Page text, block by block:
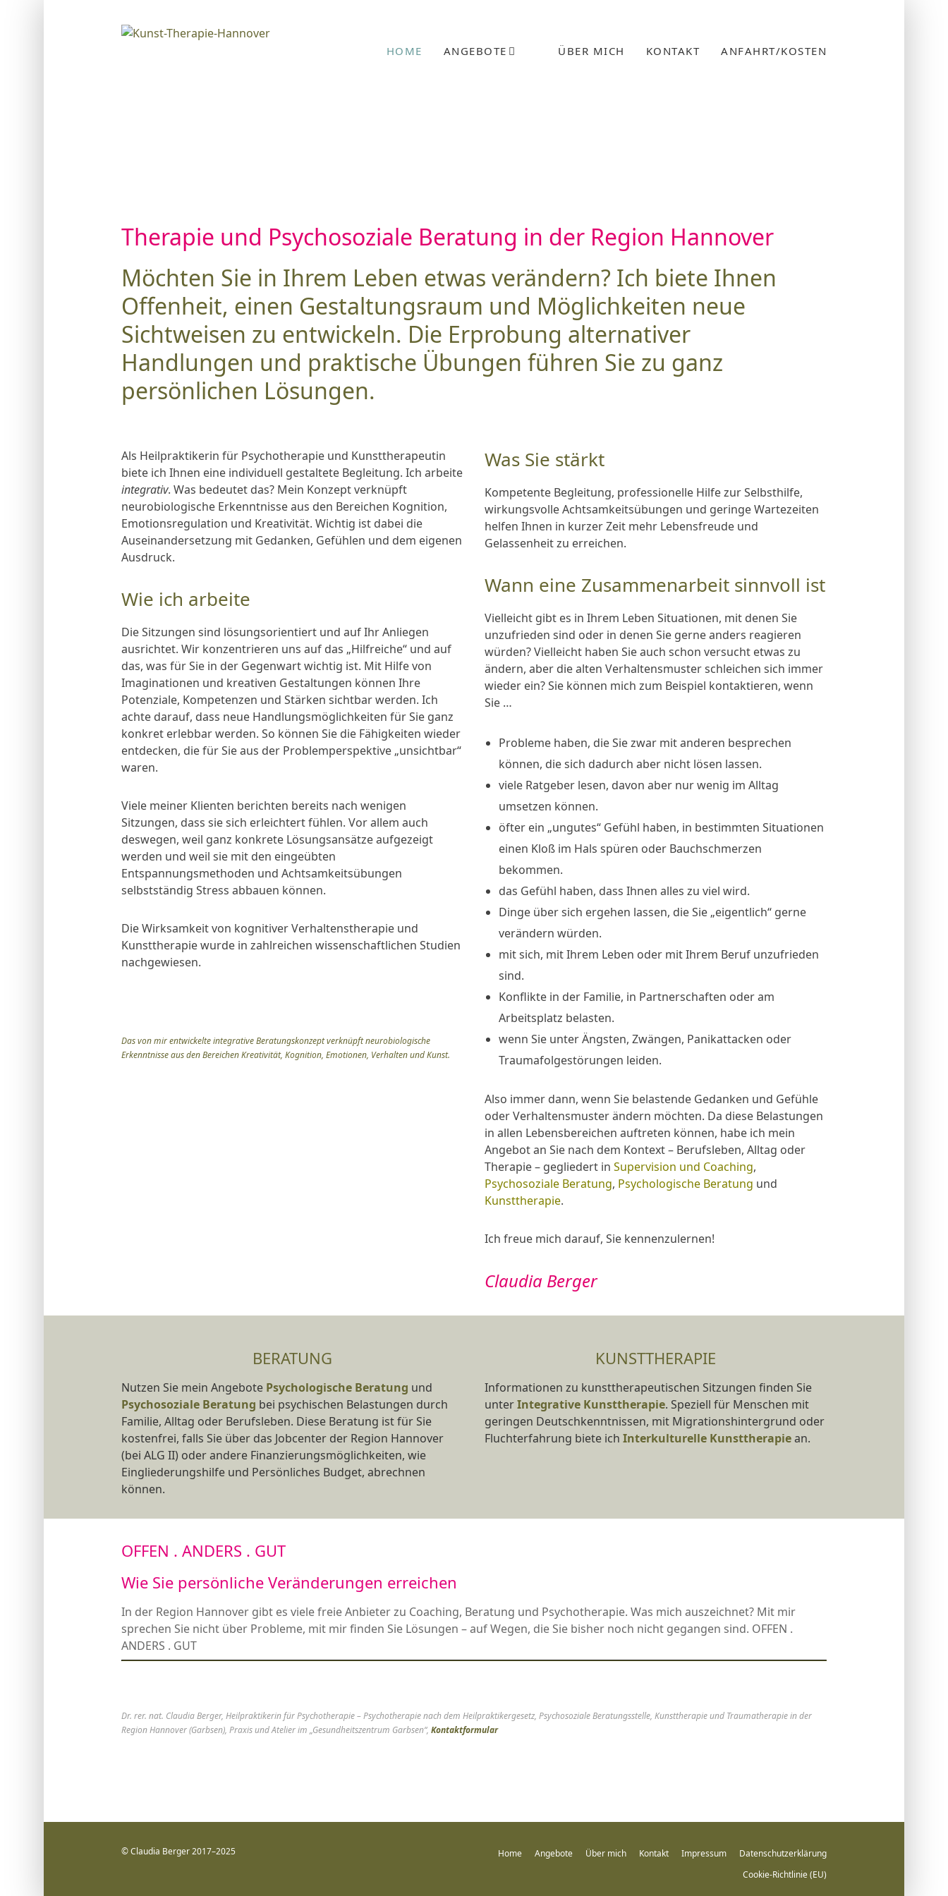
HOME ANGEBOTE ÜBER MICH KONTAKT ANFAHRT/KOSTEN
Therapie und Psychosoziale Beratung in der Region Hannover
Möchten Sie in Ihrem Leben etwas verändern? Ich biete Ihnen
Offenheit, einen Gestaltungsraum und Möglichkeiten neue
Sichtweisen zu entwickeln. Die Erprobung alternativer
Handlungen und praktische Übungen führen Sie zu ganz
persönlichen Lösungen.
Als Heilpraktikerin für Psychotherapie und Kunsttherapeutin
biete ich Ihnen eine individuell gestaltete Begleitung. Ich arbeite
integrativ. Was bedeutet das? Mein Konzept verknüpft
neurobiologische Erkenntnisse aus den Bereichen Kognition,
Emotionsregulation und Kreativität. Wichtig ist dabei die
Auseinandersetzung mit Gedanken, Gefühlen und dem eigenen
Ausdruck.
Wie ich arbeite
Die Sitzungen sind lösungsorientiert und auf Ihr Anliegen
ausrichtet. Wir konzentrieren uns auf das „Hilfreiche“ und auf
das, was für Sie in der Gegenwart wichtig ist. Mit Hilfe von
Imaginationen und kreativen Gestaltungen können Ihre
Potenziale, Kompetenzen und Stärken sichtbar werden. Ich
achte darauf, dass neue Handlungsmöglichkeiten für Sie ganz
konkret erlebbar werden. So können Sie die Fähigkeiten wieder
entdecken, die für Sie aus der Problemperspektive „unsichtbar“
waren.
Viele meiner Klienten berichten bereits nach wenigen
Sitzungen, dass sie sich erleichtert fühlen. Vor allem auch
deswegen, weil ganz konkrete Lösungsansätze aufgezeigt
werden und weil sie mit den eingeübten
Entspannungsmethoden und Achtsamkeitsübungen
selbstständig Stress abbauen können.
Die Wirksamkeit von kognitiver Verhaltenstherapie und
Kunsttherapie wurde in zahlreichen wissenschaftlichen Studien
nachgewiesen.
Das von mir entwickelte integrative Beratungskonzept verknüpft neurobiologische
Erkenntnisse aus den Bereichen Kreativität, Kognition, Emotionen, Verhalten und Kunst.
Was Sie stärkt
Kompetente Begleitung, professionelle Hilfe zur Selbsthilfe,
wirkungsvolle Achtsamkeitsübungen und geringe Wartezeiten
helfen Ihnen in kurzer Zeit mehr Lebensfreude und
Gelassenheit zu erreichen.
Wann eine Zusammenarbeit sinnvoll ist
Vielleicht gibt es in Ihrem Leben Situationen, mit denen Sie
unzufrieden sind oder in denen Sie gerne anders reagieren
würden? Vielleicht haben Sie auch schon versucht etwas zu
ändern, aber die alten Verhaltensmuster schleichen sich immer
wieder ein? Sie können mich zum Beispiel kontaktieren, wenn
Sie …
Probleme haben, die Sie zwar mit anderen besprechen
können, die sich dadurch aber nicht lösen lassen.
viele Ratgeber lesen, davon aber nur wenig im Alltag
umsetzen können.
öfter ein „ungutes“ Gefühl haben, in bestimmten Situationen
einen Kloß im Hals spüren oder Bauchschmerzen
bekommen.
das Gefühl haben, dass Ihnen alles zu viel wird.
Dinge über sich ergehen lassen, die Sie „eigentlich“ gerne
verändern würden.
mit sich, mit Ihrem Leben oder mit Ihrem Beruf unzufrieden
sind.
Konflikte in der Familie, in Partnerschaften oder am
Arbeitsplatz belasten.
wenn Sie unter Ängsten, Zwängen, Panikattacken oder
Traumafolgestörungen leiden.
Also immer dann, wenn Sie belastende Gedanken und Gefühle
oder Verhaltensmuster ändern möchten. Da diese Belastungen
in allen Lebensbereichen auftreten können, habe ich mein
Angebot an Sie nach dem Kontext – Berufsleben, Alltag oder
Therapie – gegliedert in Supervision und Coaching,
Psychosoziale Beratung, Psychologische Beratung und
Kunsttherapie.
Ich freue mich darauf, Sie kennenzulernen!
Claudia Berger
BERATUNG
Nutzen Sie mein Angebote Psychologische Beratung und
Psychosoziale Beratung bei psychischen Belastungen durch
Familie, Alltag oder Berufsleben. Diese Beratung ist für Sie
kostenfrei, falls Sie über das Jobcenter der Region Hannover
(bei ALG II) oder andere Finanzierungsmöglichkeiten, wie
Eingliederungshilfe und Persönliches Budget, abrechnen
können.
KUNSTTHERAPIE
Informationen zu kunsttherapeutischen Sitzungen finden Sie
unterIntegrative Kunsttherapie. Speziell für Menschen mit
geringen Deutschkenntnissen, mit Migrationshintergrund oder
Fluchterfahrung biete ich Interkulturelle Kunsttherapiean.
OFFEN . ANDERS . GUT
Wie Sie persönliche Veränderungen erreichen
In der Region Hannover gibt es viele freie Anbieter zu Coaching, Beratung und Psychotherapie. Was mich auszeichnet? Mit mir
sprechen Sie nicht über Probleme, mit mir finden Sie Lösungen – auf Wegen, die Sie bisher noch nicht gegangen sind. OFFEN .
ANDERS . GUT
Dr. rer. nat. Claudia Berger, Heilpraktikerin für Psychotherapie – Psychotherapie nach dem Heilpraktikergesetz, Psychosoziale Beratungsstelle, Kunsttherapie und Traumatherapie in der
Region Hannover (Garbsen), Praxis und Atelier im „Gesundheitszentrum Garbsen“, Kontaktformular
© Claudia Berger 2017–2025 Home Angebote Über mich Kontakt Impressum
Datenschutzerklärung
Cookie-Richtlinie (EU)